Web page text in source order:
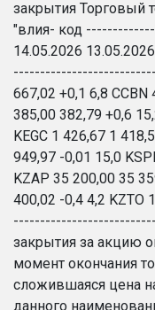
закрытия Торговый
"влия- код
14.05.2026
667,02 +0,1 6,8
385,00 382,79 +0,6
KEGC 1 426,67 1
949,97 -0,01 15,0
KZAP 35 200,00 35
400,02 -0,4 4,2 KZTO
закрытия за акцию
момент окончания
сложившаяся цена
данного